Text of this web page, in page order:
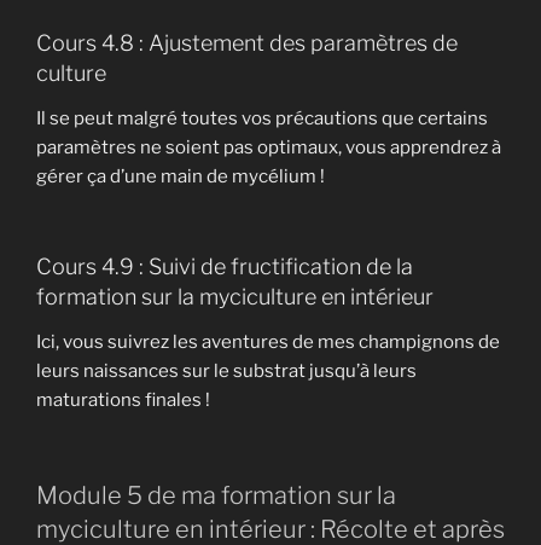
Cours 4.8 : Ajustement des paramètres de
culture
Il se peut malgré toutes vos précautions que certains
paramètres ne soient pas optimaux, vous apprendrez à
gérer ça d’une main de mycélium !
Cours 4.9 : Suivi de fructification de la
formation sur la myciculture en intérieur
Ici, vous suivrez les aventures de mes champignons de
leurs naissances sur le substrat jusqu’à leurs
maturations finales !
Module 5 de ma formation sur la
myciculture en intérieur : Récolte et après